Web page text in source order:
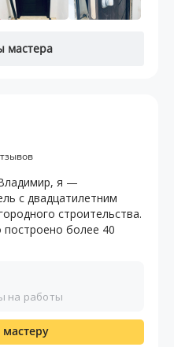
мастера
я —
с двадцатилетним
строительства.
более 40
на работы